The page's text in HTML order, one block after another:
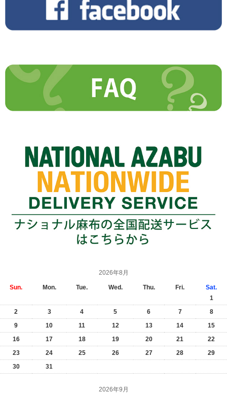
2026年8月
Sun. Mon. Tue. Wed. Thu. Fri.
Sat.
1
2
3 4 5 6 7
8
9
10 11 12 13 14
15
16
17 18 19 20 21
22
23
24 25 26 27 28
29
30
31
2026年9月